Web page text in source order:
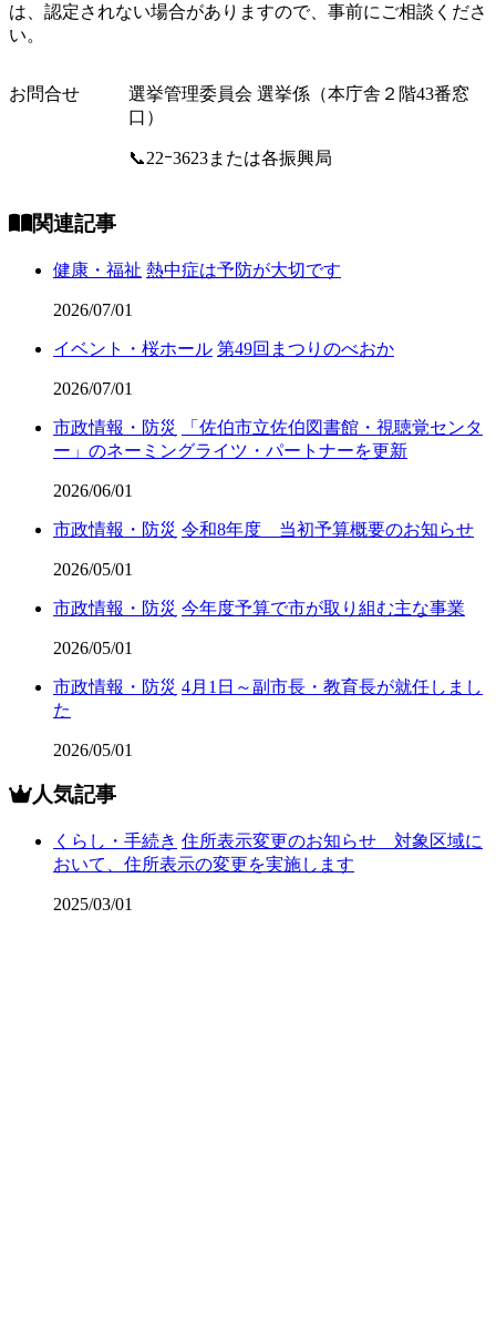
は、認定されない場合がありますので、事前にご相談くださ
い。
お問合せ
選挙管理委員会 選挙係（本庁舎２階43番窓
口）
📞22ｰ3623または各振興局
関連記事
健康・福祉 熱中症は予防が大切です
2026/07/01
イベント・桜ホール 第49回まつりのべおか
2026/07/01
市政情報・防災
「佐伯市立佐伯図書館・視聴覚センタ
ー」のネーミングライツ・パートナーを更新
2026/06/01
市政情報・防災 令和8年度 当初予算概要のお知らせ
2026/05/01
市政情報・防災 今年度予算で市が取り組む主な事業
2026/05/01
市政情報・防災 4月1日～副市長・教育長が就任しまし
た
2026/05/01
人気記事
くらし・手続き 住所表示変更のお知らせ 対象区域に
おいて、住所表示の変更を実施します
2025/03/01